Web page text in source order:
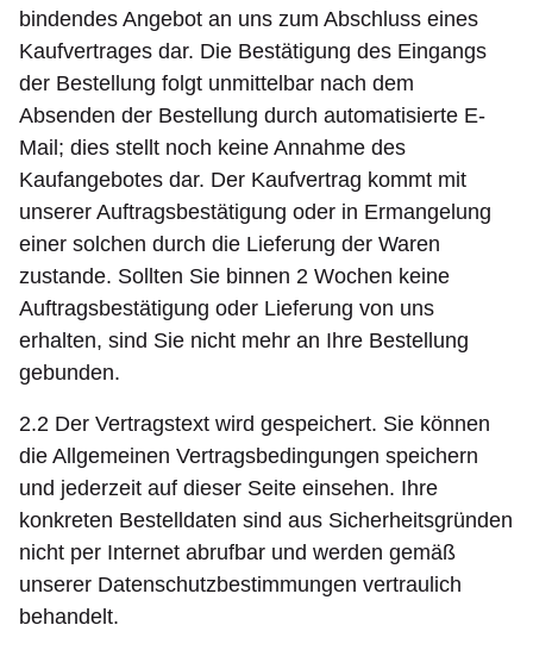
bindendes Angebot an uns zum Abschluss eines
Kaufvertrages dar. Die Bestätigung des Eingangs
der Bestellung folgt unmittelbar nach dem
Absenden der Bestellung durch automatisierte E-
Mail; dies stellt noch keine Annahme des
Kaufangebotes dar. Der Kaufvertrag kommt mit
unserer Auftragsbestätigung oder in Ermangelung
einer solchen durch die Lieferung der Waren
zustande. Sollten Sie binnen 2 Wochen keine
Auftragsbestätigung oder Lieferung von uns
erhalten, sind Sie nicht mehr an Ihre Bestellung
gebunden.
2.2 Der Vertragstext wird gespeichert. Sie können
die Allgemeinen Vertragsbedingungen speichern
und jederzeit auf dieser Seite einsehen. Ihre
konkreten Bestelldaten sind aus Sicherheitsgründen
nicht per Internet abrufbar und werden gemäß
unserer Datenschutzbestimmungen vertraulich
behandelt.